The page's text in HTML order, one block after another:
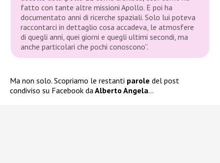
fatto con tante altre missioni Apollo. E poi ha
documentato anni di ricerche spaziali. Solo lui poteva
raccontarci in dettaglio cosa accadeva, le atmosfere
di quegli anni, quei giorni e quegli ultimi secondi, ma
anche particolari che pochi conoscono”.
Ma non solo. Scopriamo le restanti parole del post
condiviso su Facebook da Alberto Angela…